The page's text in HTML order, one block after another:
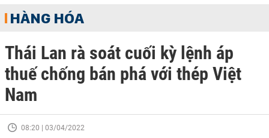
HÀNG HÓA
Thái Lan rà soát cuối kỳ lệnh áp
thuế chống bán phá với thép Việt
Nam
08:20 | 03/04/2022